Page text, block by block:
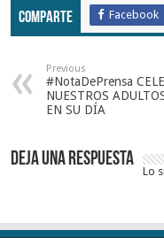
Comparte Facebook
Previous
#NotaDePrensa
NUESTROS
EN SU DÍA
Deja una respuesta
Lo